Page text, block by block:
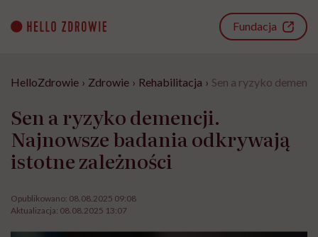
content
Fundacja
HelloZdrowie › Zdrowie › Rehabilitacja › Sen a ryzyko
Sen a ryzyko demencji.
Najnowsze badania odkrywają
istotne zależności
Opublikowano: 08.08.2025 09:08
Aktualizacja: 08.08.2025 13:07